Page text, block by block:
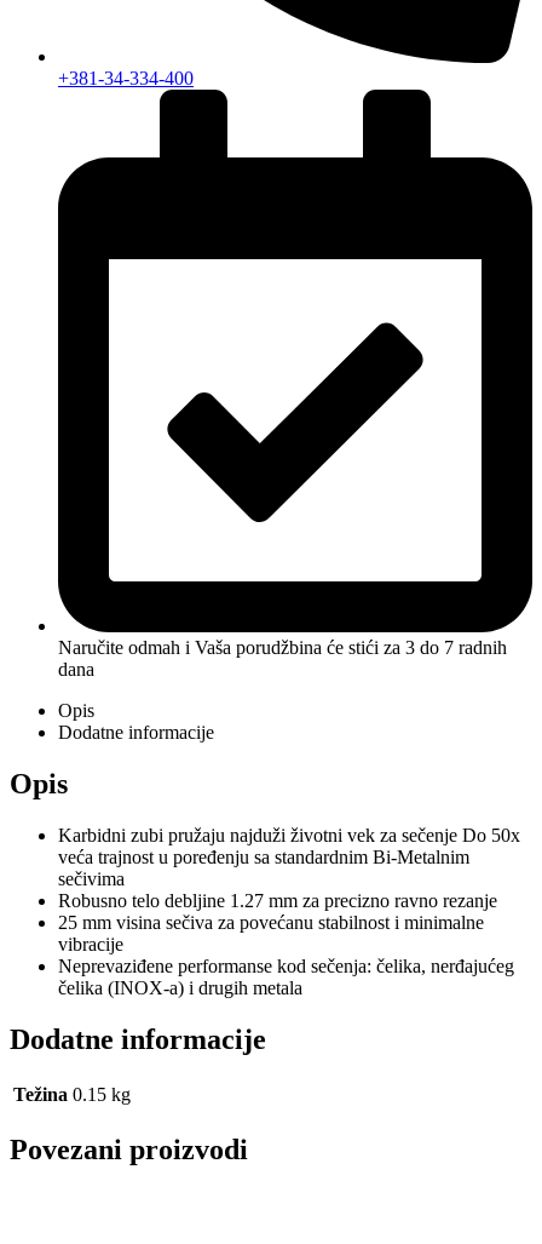
+381-34-334-400
Naručite odmah i Vaša porudžbina će stići za 3 do 7 radnih
dana
Opis
Dodatne informacije
Opis
Karbidni zubi pružaju najduži životni vek za sečenje Do 50x
veća trajnost u poređenju sa standardnim Bi-Metalnim
sečivima
Robusno telo debljine 1.27 mm za precizno ravno rezanje
25 mm visina sečiva za povećanu stabilnost i minimalne
vibracije
Neprevaziđene performanse kod sečenja: čelika, nerđajućeg
čelika (INOX-a) i drugih metala
Dodatne informacije
Težina 0.15 kg
Povezani proizvodi